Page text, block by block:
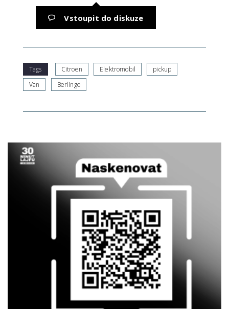
Vstoupit do diskuze
Tags Citroen Elektromobil
pickup
Van
Berlingo